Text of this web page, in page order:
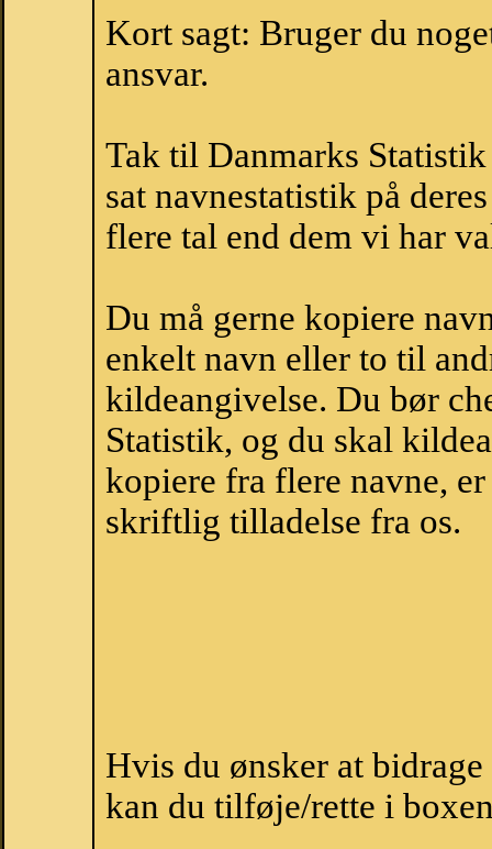
Kort sagt: Bruger du
ansvar.
Tak til Danmarks
sat navnestatistik på
flere tal end dem vi har
Du må gerne kopiere
enkelt navn eller to til
kildeangivelse. Du bør
Statistik, og du skal
kopiere fra flere navne,
skriftlig tilladelse fra os.
Hvis du ønsker at
kan du tilføje/rette i